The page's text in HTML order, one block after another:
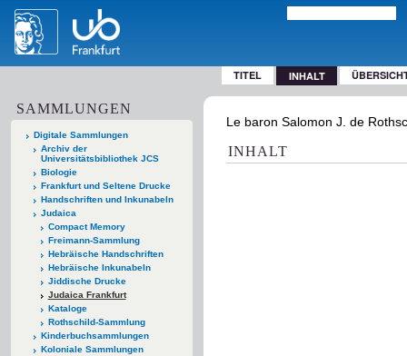
TITEL INHALT
SAMMLUNGEN
Digitale Sammlungen
Archiv der
Universitätsbibliothek JCS
Biologie
Frankfurt und Seltene Drucke
Handschriften und Inkunabeln
Judaica
Compact Memory
Freimann-Sammlung
Hebräische Handschriften
Hebräische Inkunabeln
Jiddische Drucke
Judaica Frankfurt
Kataloge
Rothschild-Sammlung
Kinderbuchsammlungen
Koloniale Sammlungen
Le baron Salomon J. de
INHALT